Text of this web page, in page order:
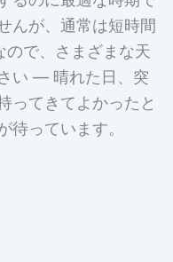
んが、通常は短時間
で、さまざまな天
い — 晴れた日、突
ってきてよかったと
待っています。